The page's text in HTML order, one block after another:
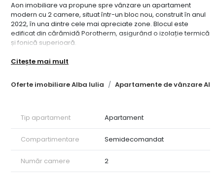
Oferte imobiliare Alba Iulia Apartamente de vânzare
Aon imobiliare va propune spre vânzare un apartament
modern cu 2 camere, situat într-un bloc nou, construit în anul
2022, în una dintre cele mai apreciate zone. Blocul este
edificat din cărămidă Porotherm, asigurând o izolație termică
și fonică superioară.
Compartimentare și Utilități:
Living open-space cu bucătărie: Un spațiu generos și luminos,
Dressing: Soluție practică pentru organizarea hainelor.
Baie: Modernă și complet utilată.
Hol: Primitor și bine organizat.
Detalii Suplimentare:
Finisaje: Apartamentul beneficiază de finisaje de cea mai
Citește mai mult
Tip apartament Apartament
Compartimentare Semidecomandat
Număr camere 2